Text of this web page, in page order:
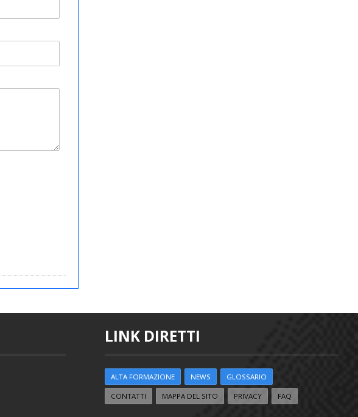
LINK DIRETTI
ALTA FORMAZIONE NEWS GLOSSARIO
CONTATTI MAPPA DEL SITO PRIVACY FAQ